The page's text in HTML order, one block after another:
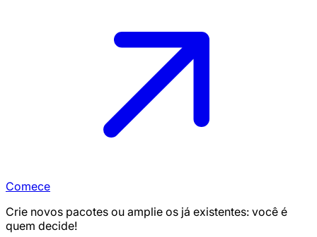
Comece
Crie novos pacotes ou amplie os já existentes: você é
quem decide!